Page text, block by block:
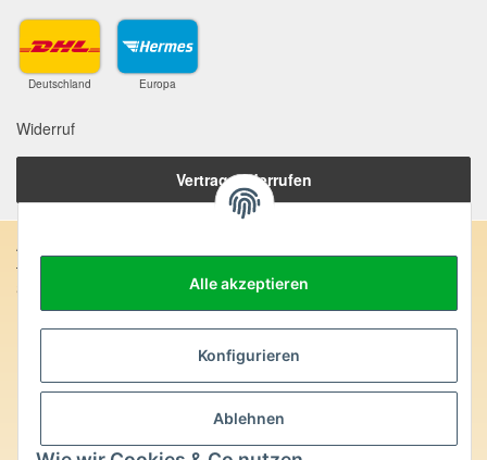
Alle akzeptieren
Konfigurieren
Ablehnen
Deutschland Europa
Widerruf
Vertrag widerrufen
Anschrift:
SteinZeitOase
Frau Karin Philippin
Uhlandstr. 7
Heilversprechen:
Edelsteine und Mineralien werden im esoterischen Bereich
besondere Kräfte und Eigenschaften zugeordnet. Wir weisen